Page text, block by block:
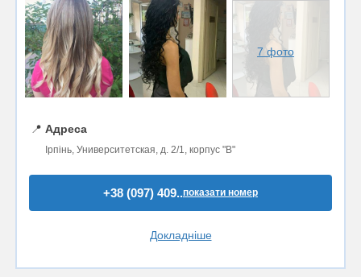
7 фото
📍 Адреса
Ірпінь, Университетская, д. 2/1, корпус "В"
+38 (097) 409..показати номер
Докладніше